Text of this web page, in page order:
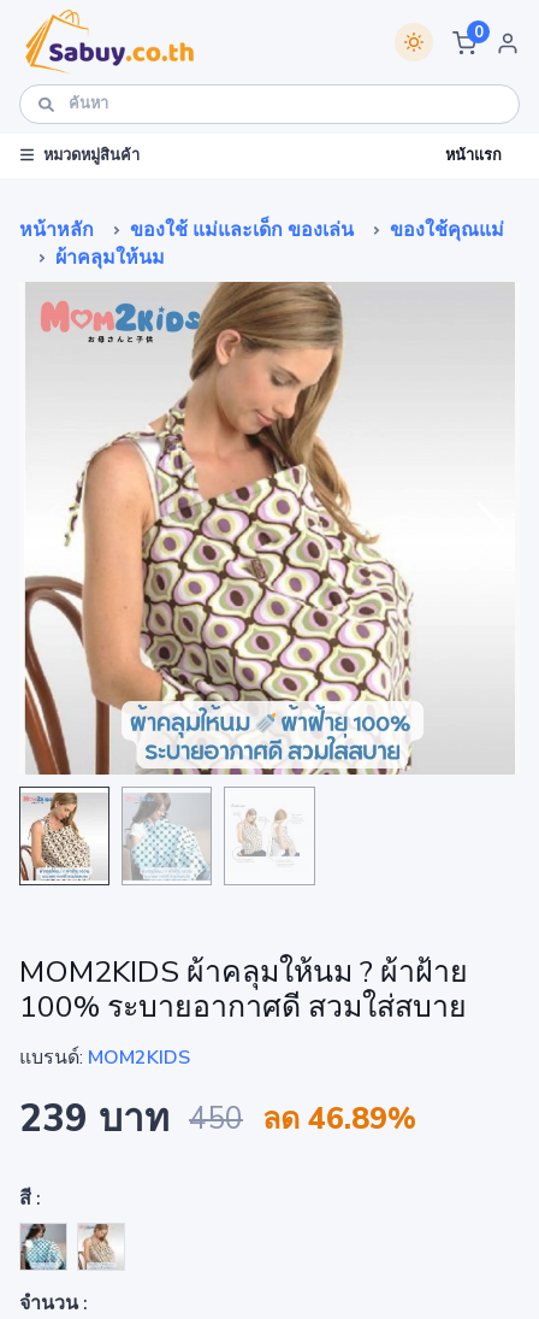
0
หมวดหมู่สินค้า หน้าแรก
หน้าหลัก ของใช้ แม่และเด็ก ของเล่น
ของใช้คุณแม่
ผ้าคลุมให้นม
MOM2KIDS ผ้าคลุมให้นม ? ผ้าฝ้าย
100% ระบายอากาศดี สวมใส่สบาย
แบรนด์: MOM2KIDS
239 บาท 450 ลด 46.89%
สี :
จำนวน :